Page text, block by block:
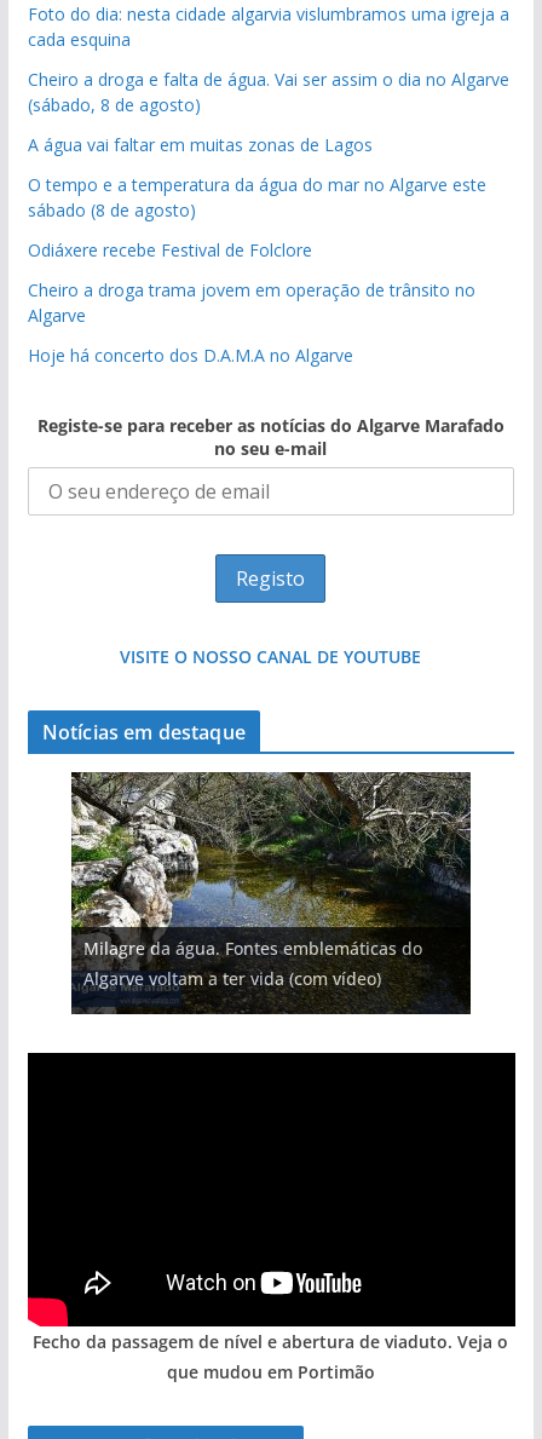
Foto do dia: nesta cidade algarvia vislumbramos uma igreja a
cada esquina
Cheiro a droga e falta de água. Vai ser assim o dia no Algarve
(sábado, 8 de agosto)
A água vai faltar em muitas zonas de Lagos
O tempo e a temperatura da água do mar no Algarve este
sábado (8 de agosto)
Odiáxere recebe Festival de Folclore
Cheiro a droga trama jovem em operação de trânsito no
Algarve
Hoje há concerto dos D.A.M.A no Algarve
Registe-se para receber as notícias do Algarve Marafado
no seu e-mail
VISITE O NOSSO CANAL DE YOUTUBE
Notícias em destaque
Milagre da água. Fontes emblemáticas do
Algarve voltam a ter vida (com vídeo)
Projeto milionário: investimento de 108
milhões de euros na construção de dois
hotéis (com vídeo)
Tempestades roubam areia de praias e põem
arribas em risco no Algarve (com vídeo)
Foto do dia: uma cidade algarvia que cresceu
entre redes e fábricas
Tapas do mar a 3 euros cada. Nova rota
gastronómica nasce no Algarve
Fecho da passagem de nível e abertura de viaduto. Veja o
que mudou em Portimão